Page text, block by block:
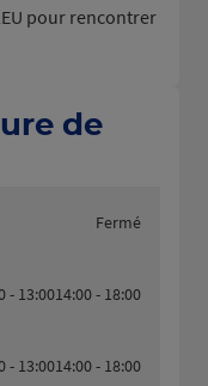
pour rencontrer
de
Fermé
- 13:0014:00 - 18:00
- 13:0014:00 - 18:00